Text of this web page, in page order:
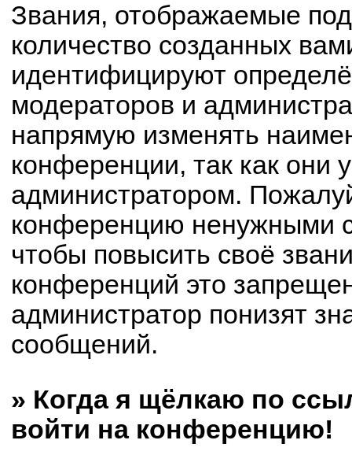
Звания, отображаемые
количество созданных
идентифицируют
модераторов и
напрямую изменять
конференции, так как они
администратором.
конференцию ненужными
чтобы повысить своё
конференций это
администратор понизят
сообщений.
» Когда я щёлкаю по
войти на конференцию!